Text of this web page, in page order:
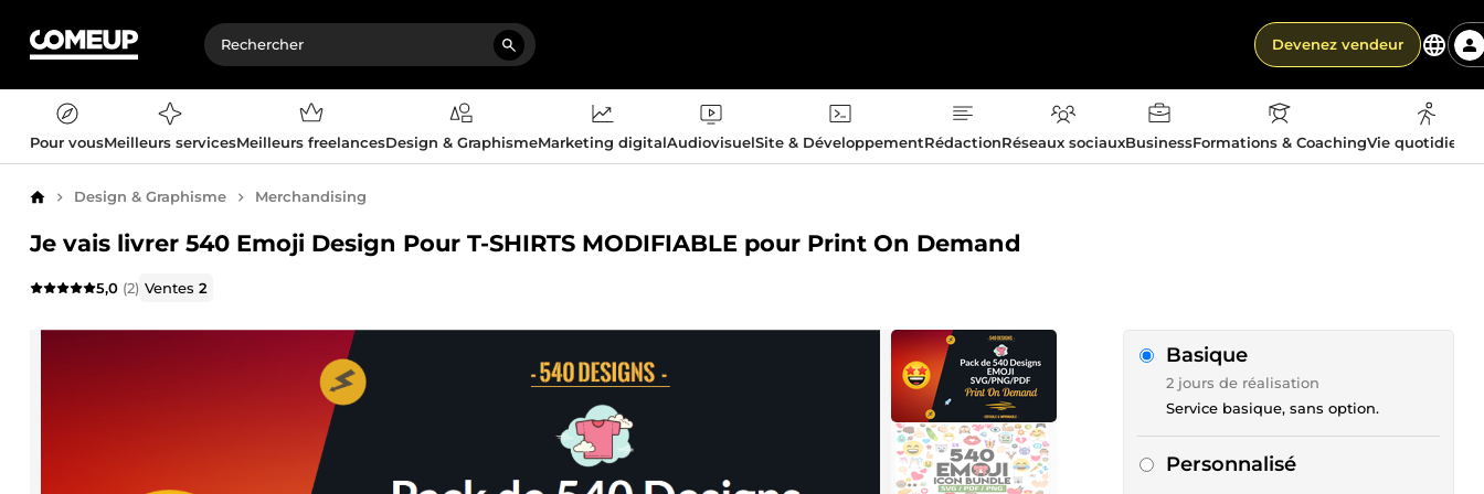
Devenez vendeur
Pour vousMeilleurs servicesMeilleurs freelancesDesign & GraphismeMarketing digitalAudiovisuelSite & DéveloppementRédactionRéseaux sociauxBusinessFormations & CoachingVie
AccueilDesign & Graphisme Merchandising
Je vais livrer 540 Emoji Design Pour T-SHIRTS MODIFIABLE pour Print On Demand
5,0 (2) Ventes2
Basique
2 jours de réalisation
Service basique, sans option.
Personnalisé